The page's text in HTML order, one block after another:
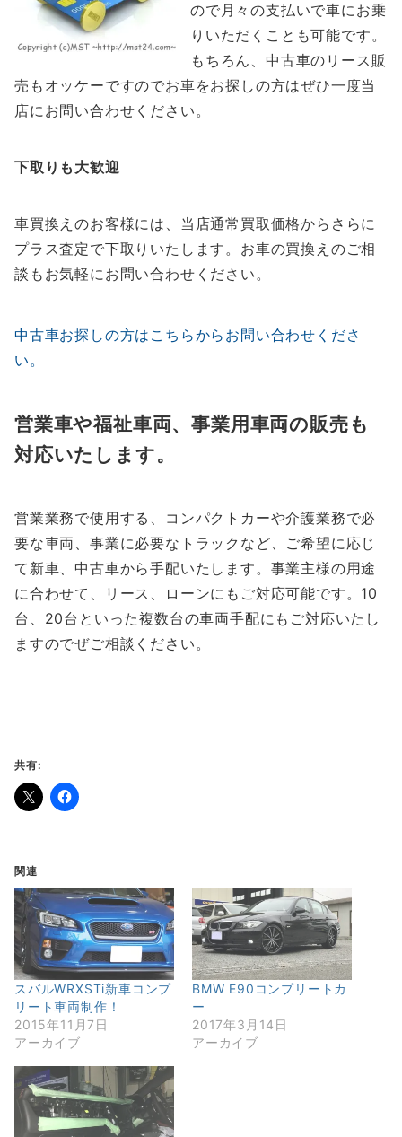
ので月々の支払いで車にお乗
りいただくことも可能です。
もちろん、中古車のリース販
売もオッケーですのでお車をお探しの方はぜひ一度当
店にお問い合わせください。
下取りも大歓迎
車買換えのお客様には、当店通常買取価格からさらに
プラス査定で下取りいたします。お車の買換えのご相
談もお気軽にお問い合わせください。
中古車お探しの方はこちらからお問い合わせくださ
い。
営業車や福祉車両、事業用車両の販売も
対応いたします。
営業業務で使用する、コンパクトカーや介護業務で必
要な車両、事業に必要なトラックなど、ご希望に応じ
て新車、中古車から手配いたします。事業主様の用途
に合わせて、リース、ローンにもご対応可能です。10
台、20台といった複数台の車両手配にもご対応いたし
ますのでぜご相談ください。
共有:
関連
スバルWRXSTi新車コンプ
リート車両制作！
2015年11月7日
アーカイブ
BMW E90コンプリートカ
ー
2017年3月14日
アーカイブ